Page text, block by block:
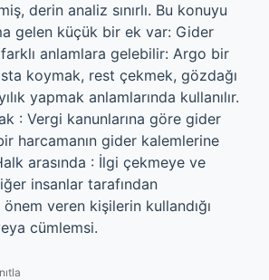
derin analiz sınırlı. Bu konuyu
gelen küçük bir ek var: Gider
anlamlara gelebilir: Argo bir
koymak, rest çekmek, gözdağı
yapmak anlamlarında kullanılır.
: Vergi kanunlarına göre gider
harcamanın gider kalemlerine
arasında : İlgi çekmeye ve
insanlar tarafından
önem veren kişilerin kullandığı
cümlemsi.